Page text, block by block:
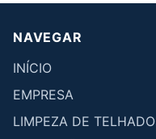
NAVEGAR
INÍCIO
EMPRESA
LIMPEZA DE TELHADO